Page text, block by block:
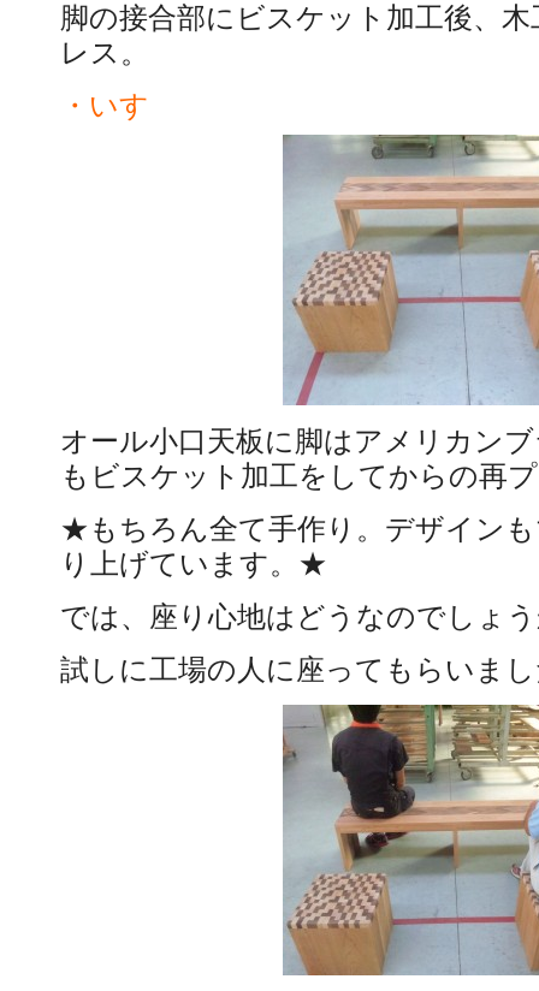
脚の接合部にビスケット加工後、
レス。
・いす
オール小口天板に脚はアメリカン
もビスケット加工をしてからの再
★もちろん全て手作り。デザイン
り上げています。★
では、座り心地はどうなのでしょ
試しに工場の人に座ってもらいま